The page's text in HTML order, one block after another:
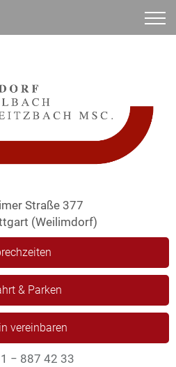
Straße 377
(Weilimdorf)
& Parken
vereinbaren
− 887 42 33